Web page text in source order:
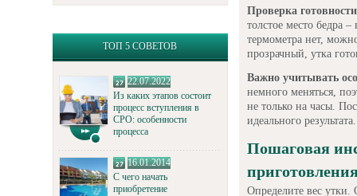
ТОП 5 СОВЕТОВ
22.07.2022
Из каких этапов состоит
процесс вступления в
СРО: особенности
процесса
16.01.2014
С чего начать
приобретение
Проверка
толстое место бедра
термометра нет,
прозрачный, утка
Важно учитывать
немного меняться,
не только на часы.
идеального результата.
Пошаговая
Определите вес